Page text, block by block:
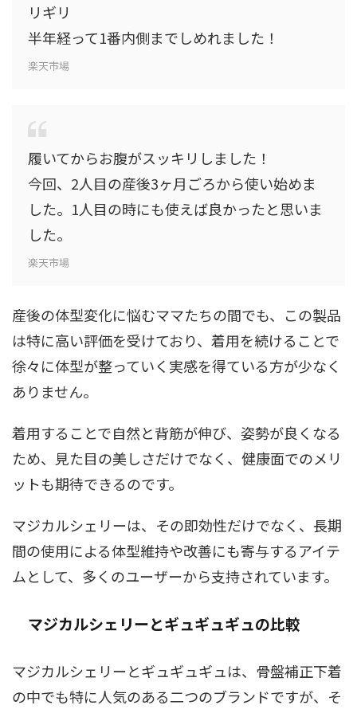
リギリ
半年経って1番内側までしめれました！
楽天市場
履いてからお腹がスッキリしました！
今回、2人目の産後3ヶ月ごろから使い始めま
した。1人目の時にも使えば良かったと思いま
した。
楽天市場
産後の体型変化に悩むママたちの間でも、この製品
は特に高い評価を受けており、着用を続けることで
徐々に体型が整っていく実感を得ている方が少なく
ありません。
着用することで自然と背筋が伸び、姿勢が良くなる
ため、見た目の美しさだけでなく、健康面でのメリ
ットも期待できるのです。
マジカルシェリーは、その即効性だけでなく、長期
間の使用による体型維持や改善にも寄与するアイテ
ムとして、多くのユーザーから支持されています。
マジカルシェリーとギュギュギュの比較
マジカルシェリーとギュギュギュは、骨盤補正下着
の中でも特に人気のある二つのブランドですが、そ